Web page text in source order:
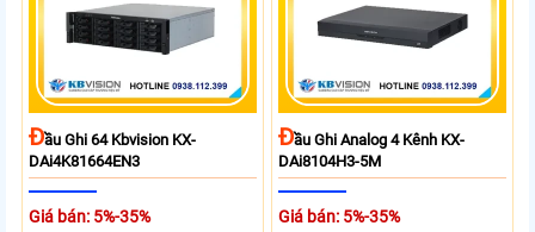
ĐẦu Ghi 64 Kbvision KX-
DAi4K81664EN3
Giá bán: 5%-35%
ĐẦu Ghi Analog 4 Kênh KX-
DAi8104H3-5M
Giá bán: 5%-35%